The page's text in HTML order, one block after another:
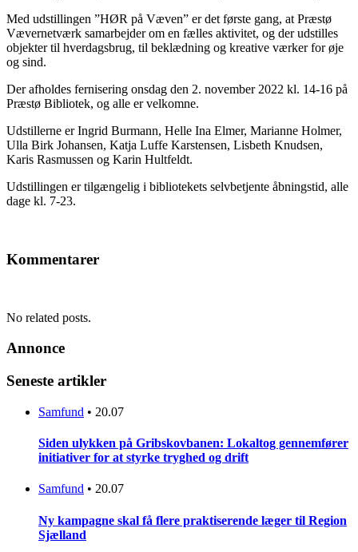
Med udstillingen ”HØR på Væven” er det første gang, at Præstø
Vævernetværk samarbejder om en fælles aktivitet, og der udstilles
objekter til hverdagsbrug, til beklædning og kreative værker for øje
og sind.
Der afholdes fernisering onsdag den 2. november 2022 kl. 14-16 på
Præstø Bibliotek, og alle er velkomne.
Udstillerne er Ingrid Burmann, Helle Ina Elmer, Marianne Holmer,
Ulla Birk Johansen, Katja Luffe Karstensen, Lisbeth Knudsen,
Karis Rasmussen og Karin Hultfeldt.
Udstillingen er tilgængelig i bibliotekets selvbetjente åbningstid, alle
dage kl. 7-23.
Kommentarer
No related posts.
Annonce
Seneste artikler
Samfund • 20.07
Siden ulykken på Gribskovbanen: Lokaltog gennemfører
initiativer for at styrke tryghed og drift
Samfund • 20.07
Ny kampagne skal få flere praktiserende læger til Region
Sjælland